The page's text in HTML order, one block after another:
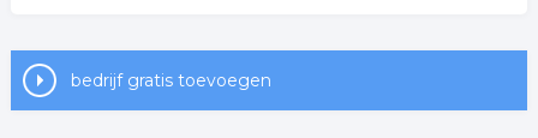
bedrijf gratis toevoegen